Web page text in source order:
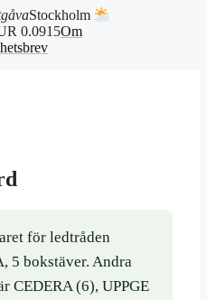
Stockholm
0.0915Om
för ledtråden
5 bokstäver. Andra
CEDERA (6), UPPGE